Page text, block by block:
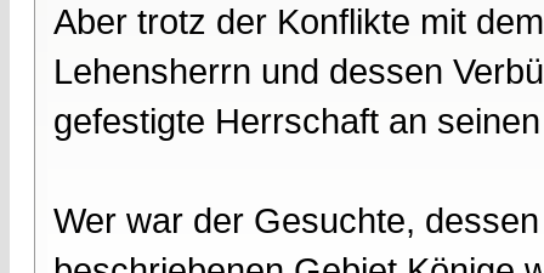
Aber trotz der Konflikte mit
Lehensherrn und dessen
gefestigte Herrschaft an
Wer war der Gesuchte,